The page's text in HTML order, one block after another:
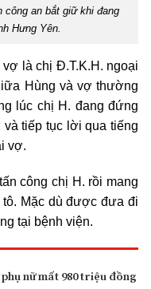
công an bắt giữ khi đang
Hưng Yên.
là chị Đ.T.K.H. ngoại
Hùng và vợ thường
lúc chị H. đang đứng
tiếp tục lời qua tiếng
vợ.
công chị H. rồi mang
tô. Mặc dù được đưa đi
tại bệnh viện.
nữ mất 980 triệu đồng